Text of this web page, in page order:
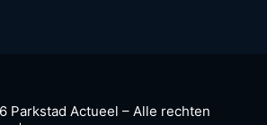
Parkstad Actueel – Alle rechten